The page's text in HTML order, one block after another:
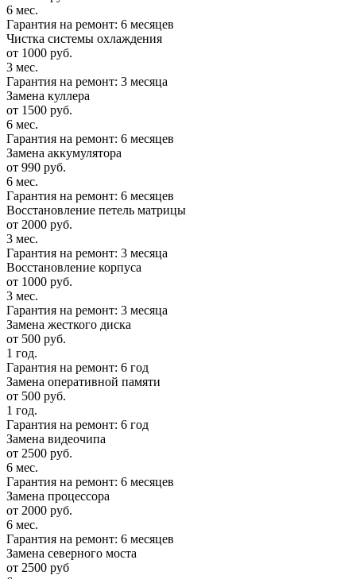
6 мес.
Гарантия на ремонт: 6 месяцев
Чистка системы охлаждения
от 1000 руб.
3 мес.
Гарантия на ремонт: 3 месяца
Замена куллера
от 1500 руб.
6 мес.
Гарантия на ремонт: 6 месяцев
Замена аккумулятора
от 990 руб.
6 мес.
Гарантия на ремонт: 6 месяцев
Восстановление петель матрицы
от 2000 руб.
3 мес.
Гарантия на ремонт: 3 месяца
Восстановление корпуса
от 1000 руб.
3 мес.
Гарантия на ремонт: 3 месяца
Замена жесткого диска
от 500 руб.
1 год.
Гарантия на ремонт: 6 год
Замена оперативной памяти
от 500 руб.
1 год.
Гарантия на ремонт: 6 год
Замена видеочипа
от 2500 руб.
6 мес.
Гарантия на ремонт: 6 месяцев
Замена процессора
от 2000 руб.
6 мес.
Гарантия на ремонт: 6 месяцев
Замена северного моста
от 2500 руб